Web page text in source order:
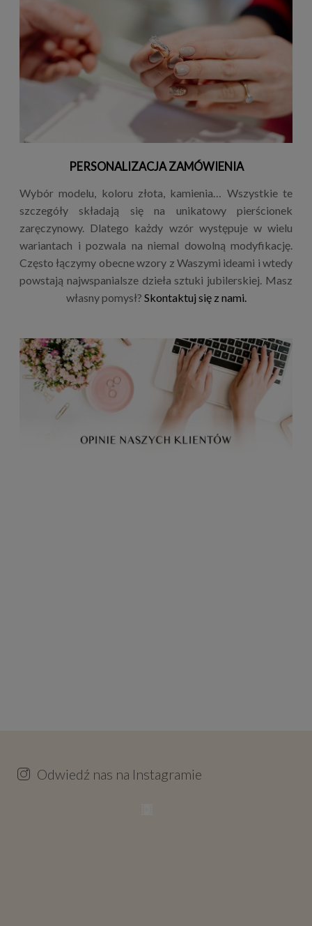
PERSONALIZACJA ZAMÓWIENIA
Wybór modelu, koloru złota, kamienia… Wszystkie te
szczegóły składają się na unikatowy pierścionek
zaręczynowy. Dlatego każdy wzór występuje w wielu
wariantach i pozwala na niemal dowolną modyfikację.
Często łączymy obecne wzory z Waszymi ideami i wtedy
powstają najwspanialsze dzieła sztuki jubilerskiej. Masz
własny pomysł? Skontaktuj się z nami.
Odwiedź nas na Instagramie